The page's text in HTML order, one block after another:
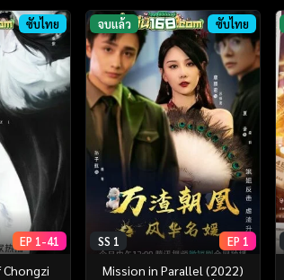
ซับไทย
EP 1-41
Chongzi
จบแล้ว ซับไทย
SS 1 EP 1
Mission in Parallel (2022)